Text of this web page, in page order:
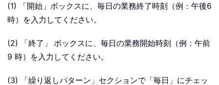
(1) 「開始」ボックスに、毎日の業務終了時刻（例：午後6
時）を入力してください。
(2) 「終了」
ボックスに、毎日の業務開始時刻（例：午前
9 時）を入力してください。
(3) 「繰り返しパターン」セクションで「毎日」にチェッ